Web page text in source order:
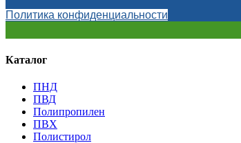
Политика конфиденциальности
Каталог
ПНД
ПВД
Полипропилен
ПВХ
Полистирол